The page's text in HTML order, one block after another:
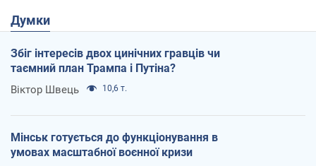
Думки
Збіг інтересів двох цинічних гравців чи
таємний план Трампа і Путіна?
Віктор Швець 10,6 т.
Мінськ готується до функціонування в
умовах масштабної воєнної кризи